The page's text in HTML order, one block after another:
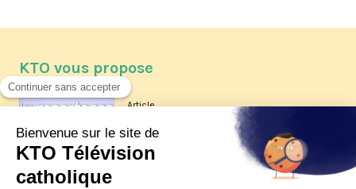
KTO vous propose
Article
Les reportages d'été 2026 de KTO